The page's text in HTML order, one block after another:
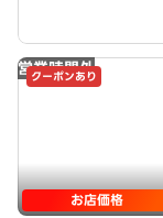
営業時間外
クーポンあり
お店価格